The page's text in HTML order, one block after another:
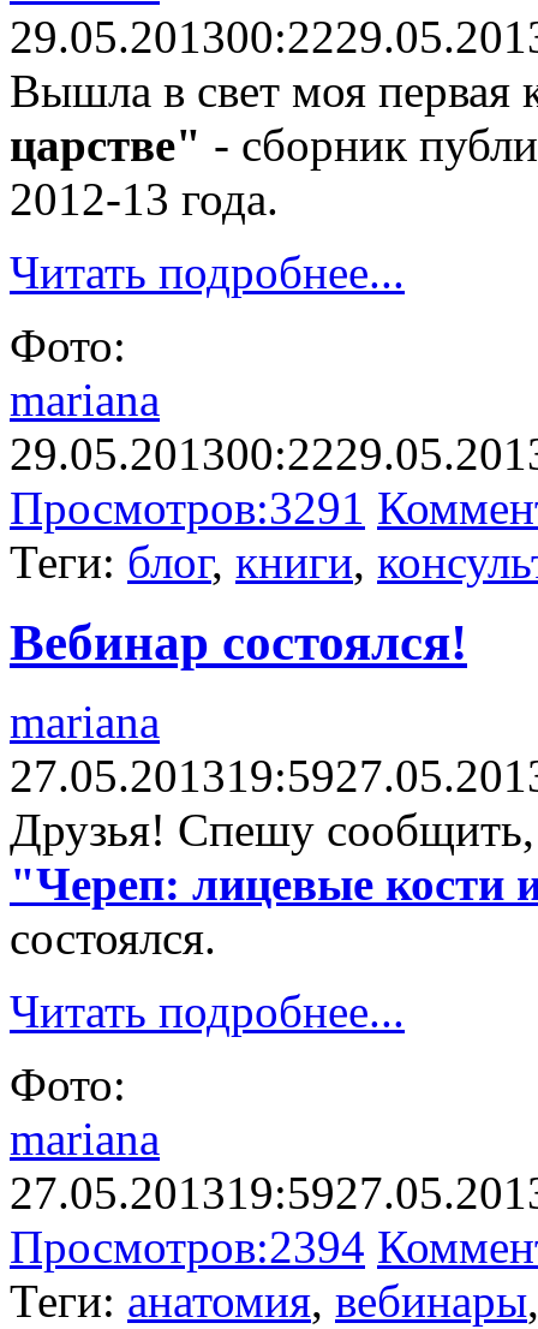
29.05.201300:22
Вышла в свет моя первая
царстве" - сборник
2012-13 года.
Читать подробнее...
Фото:
mariana
29.05.201300:22
Просмотров:3291
Теги: блог, книги,
Вебинар состоялся!
mariana
27.05.201319:59
Друзья! Спешу
"Череп: лицевые
состоялся.
Читать подробнее...
Фото:
mariana
27.05.201319:59
Просмотров:2394
Теги: анатомия, вебинары